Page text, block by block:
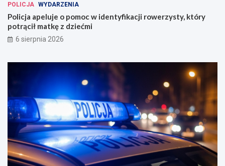
POLICJA WYDARZENIA
Policja apeluje o pomoc w identyfikacji rowerzysty, który
potrącił matkę z dziećmi
6 sierpnia 2026